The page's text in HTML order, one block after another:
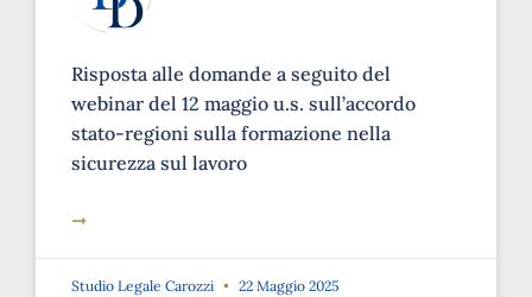
Risposta alle domande a seguito del
webinar del 12 maggio u.s. sull’accordo
stato-regioni sulla formazione nella
sicurezza sul lavoro
➞
Studio Legale Carozzi 22 Maggio 2025